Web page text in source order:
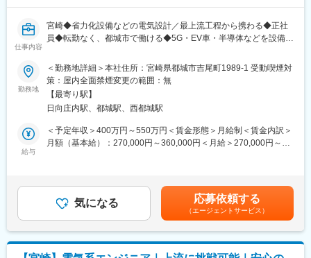
■会社概要
景気に左右されない制御システムエンジニアリング事業を展開し
ております。
ノウハウと優秀なブレーンと協力し、お客様のニーズに合ったシ
ステムを提供しています。
現在売り上げは10億円程度になりますが、今後より伸ばしていく
ために事業拡大中です。
仕事内容
宮崎◆省力化設備などの電気設計／最上流工程から携わる◆正社
員◆転勤なく、都城市で働ける◆5G・EV車・半導体などを設備＆
～宮崎県中小企業大賞受賞実績あり/UIターン歓迎/充実の福利厚
生/アニバーサリー休暇制度・時間単位の有給休暇取得が可能～
■担当業務：
・顧客が要求する設備仕様を基に顧客と打合せして詳細仕様を決
め、予算を鑑みながら設備の電気制御を設計する。
・担当するプロジェクト案件をグループ設計しながら、若手社員
へＯＪＴにより電機制御設計を指導しながら育成する。
をヒアリング。それをもとに、仕様や予算に関してお客様とすり
合わせをします。
省力化自動設備および装置等を製作するにあたり、構想・制御設
機械設計を担当するメンバーと「ここに●ワットのモーターを入れ
勤務地
＜勤務地詳細＞本社住所：宮崎県都城市吉尾町1989-1 受動喫煙対
策：屋内全面禁煙変更の範囲：無
【最寄り駅】
日向庄内駅、都城駅、西都城駅
給与
＜予定年収＞400万円～550万円＜賃金形態＞月給制＜賃金内訳＞
月額（基本給）：270,000円～360,000円＜月給＞270,000円～
選考を通じて上下する可能性があります。月給(月額)は固定手当を
含めた表記です。
気になる 応募依頼する
（エージェントサービス）